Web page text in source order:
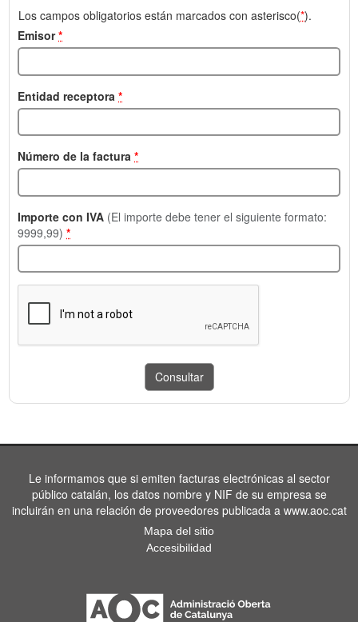
Los campos obligatorios están marcados con asterisco(*).
Emisor*
Entidad receptora *
Número de la factura *
Importe con IVA (El importe debe tener el siguiente formato:
9999,99) *
Le informamos que si emiten facturas electrónicas al sector
público catalán, los datos nombre y NIF de su empresa se
incluirán en una relación de proveedores publicada a www.aoc.cat
Mapa del sitio
Accesibilidad